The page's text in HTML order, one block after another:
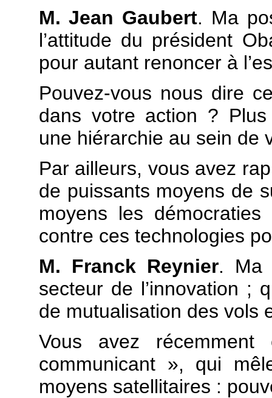
M. Jean Gaubert. Ma
l’attitude du président
pour autant renoncer à
Pouvez-vous nous dire
dans votre action ? Plus
une hiérarchie au sein de
Par ailleurs, vous avez
de puissants moyens de
moyens les
contre ces technologies
M. Franck Reynier. Ma
secteur de l’innovation ;
de mutualisation des vols
Vous avez
communicant », qui
moyens satellitaires :